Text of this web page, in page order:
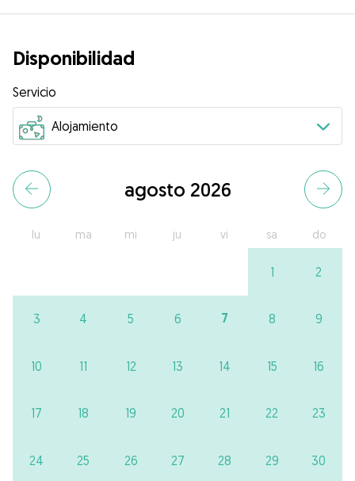
Disponibilidad
Servicio
agosto 2026
lu ma mi ju vi sa do
1 2
3 4 5 6 7 8 9
10 11 12 13 14 15 16
17 18 19 20 21 22 23
24 25 26 27 28 29 30